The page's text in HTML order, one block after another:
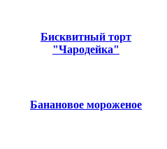
Бисквитный торт
"Чародейка"
Банановое мороженое